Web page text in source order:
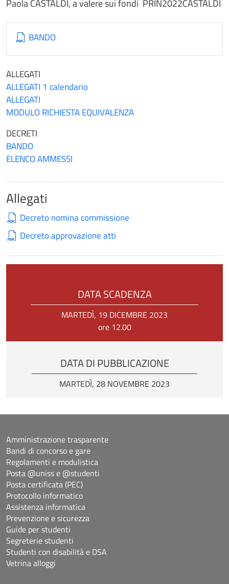
Paola CASTALDI, a valere sui fondi PRIN2022CASTALDI
BANDO
ALLEGATI
ALLEGATI 1 calendario
ALLEGATI
MODULO RICHIESTA EQUIVALENZA
DECRETI
BANDO
ELENCO AMMESSI
Allegati
Decreto nomina commissione
Decreto approvazione atti
DATA SCADENZA
MARTEDÌ, 19 DICEMBRE 2023
ore 12.00
DATA DI PUBBLICAZIONE
MARTEDÌ, 28 NOVEMBRE 2023
Amministrazione trasparente
Bandi di concorso e gare
Regolamenti e modulistica
Posta @uniss e @studenti
Posta certificata (PEC)
Protocollo informatico
Assistenza informatica
Prevenzione e sicurezza
Guide per studenti
Segreterie studenti
Studenti con disabilità e DSA
Vetrina alloggi